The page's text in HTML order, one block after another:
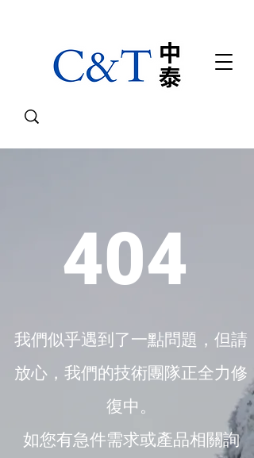
404
我們似乎遇到了一點問題，但請
放心，我們的技術團隊正全力修
復中。
如您有急件需求或產品相關詢